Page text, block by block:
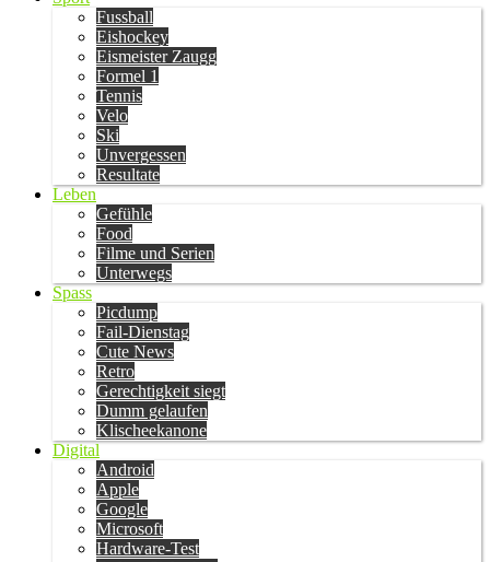
Fussball
Eishockey
Eismeister Zaugg
Formel 1
Tennis
Velo
Ski
Unvergessen
Resultate
Leben
Gefühle
Food
Filme und Serien
Unterwegs
Spass
Picdump
Fail-Dienstag
Cute News
Retro
Gerechtigkeit siegt
Dumm gelaufen
Klischeekanone
Digital
Android
Apple
Google
Microsoft
Hardware-Test